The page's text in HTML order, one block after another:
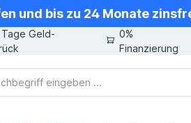
und bis zu 24 Monate
Geld-
0%
Finanzierung